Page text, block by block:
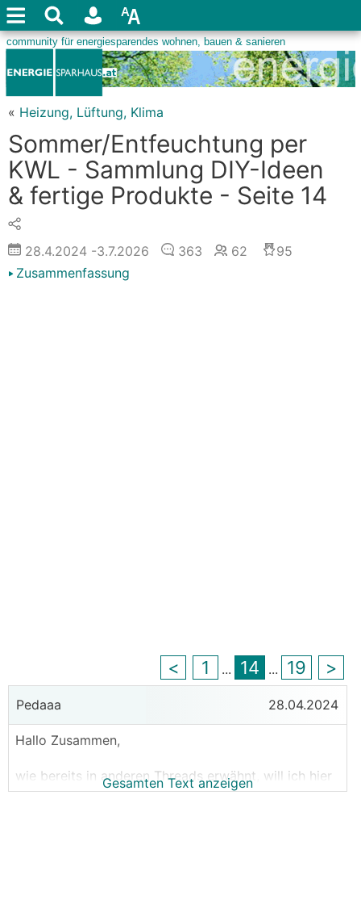
« Heizung, Lüftung, Klima
Sommer/Entfeuchtung per
KWL - Sammlung DIY-Ideen
& fertige Produkte - Seite 14
28.4.2024 -3.7.2026 363 62
95
Zusammenfassung
< 1 ... 14 ... 19 >
Pedaaa 28.04.2024
Hallo Zusammen,
wie bereits in anderen Threads erwähnt, will ich hier
das jeden Sommer wiederaufkommende Thema
Gesamten Text anzeigen